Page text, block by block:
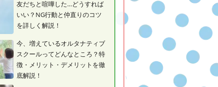
友だちと喧嘩した…どうすれば
いい？NG行動と仲直りのコツ
を詳しく解説！
今、増えているオルタナティブ
スクールってどんなところ？特
徴・メリット・デメリットを徹
底解説！